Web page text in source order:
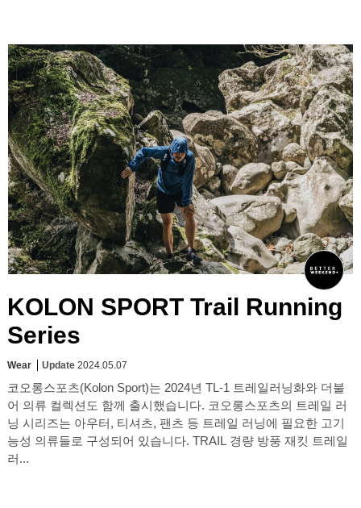
KOLON SPORT Trail Running
Series
Wear Update 2024.05.07
코오롱스포츠(Kolon Sport)는 2024년 TL-1 트레일러닝화와 더불
어 의류 컬렉션도 함께 출시했습니다. 코오롱스포츠의 트레일 러
닝 시리즈는 아우터, 티셔츠, 팬츠 등 트레일 러닝에 필요한 고기
능성 의류들로 구성되어 있습니다. TRAIL 경량 방풍 재킷 트레일
러...